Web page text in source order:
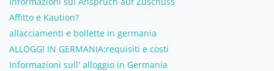
Affitto e Kaution?
allacciamenti e bollette in germania
ALLOGGI IN GERMANIA:requisiti e costi
Informazioni sull' alloggio in Germania